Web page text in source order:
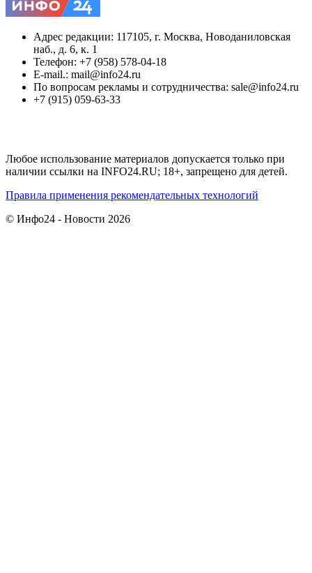
Адрес редакции: 117105, г. Москва, Новоданиловская
наб., д. 6, к. 1
Телефон: +7 (958) 578-04-18
E-mail.: mail@info24.ru
По вопросам рекламы и сотрудничества: sale@info24.ru
+7 (915) 059-63-33
Любое использование материалов допускается только при
наличии ссылки на INFO24.RU; 18+, запрещено для детей.
Правила применения рекомендательных технологий
© Инфо24 - Новости 2026